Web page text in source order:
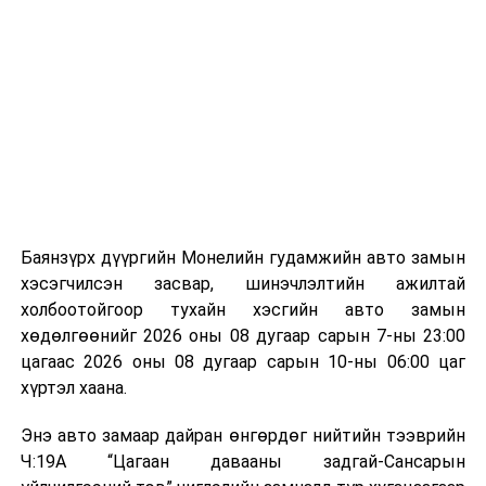
болон дулааны эрчим хүч үйлдвэрлэхэд ашиглаж
болдог. Зарим технологийн хувьд шаталтын дараа
үлдэх үнснээс фосфор зэрэг ашигт эрдсийг сэргээн
авах боломжтой аж.
байна. Тухайлбал, Германд лаг шатаах үйлдвэрээс
гарсан үнснээс фосфор сэргээн авах технологи
Баянзүрх дүүргийн Монелийн гудамжийн авто замын
хэсэгчилсэн засвар, шинэчлэлтийн ажилтай
холбоотойгоор тухайн хэсгийн авто замын
хөдөлгөөнийг 2026 оны 08 дугаар сарын 7-ны 23:00
цагаас 2026 оны 08 дугаар сарын 10-ны 06:00 цаг
хүртэл хаана.
Энэ авто замаар дайран өнгөрдөг нийтийн тээврийн
Ч:19А “Цагаан давааны задгай-Сансарын